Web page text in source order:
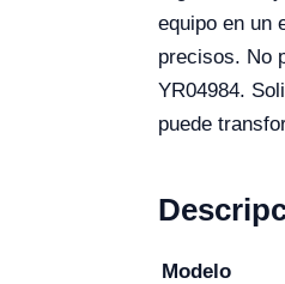
equipo en un
precisos. No
YR04984.
puede
Modelo